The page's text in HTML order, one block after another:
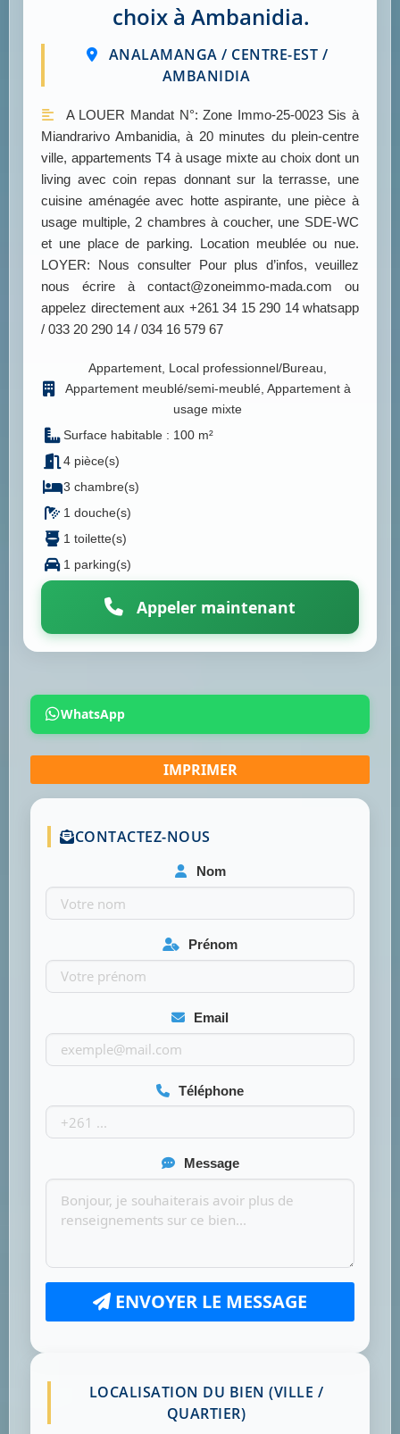
choix à Ambanidia.
ANALAMANGA / CENTRE-EST /
AMBANIDIA
A LOUER Mandat N°: Zone Immo-25-0023 Sis à
Miandrarivo Ambanidia, à 20 minutes du plein-centre
ville, appartements T4 à usage mixte au choix dont un
living avec coin repas donnant sur la terrasse, une
cuisine aménagée avec hotte aspirante, une pièce à
usage multiple, 2 chambres à coucher, une SDE-WC
et une place de parking. Location meublée ou nue.
LOYER: Nous consulter Pour plus d’infos, veuillez
nous écrire à contact@zoneimmo-mada.com ou
appelez directement aux +261 34 15 290 14 whatsapp
/ 033 20 290 14 / 034 16 579 67
Appartement, Local professionnel/Bureau,
Appartement meublé/semi-meublé, Appartement à
usage mixte
Surface habitable : 100 m²
4 pièce(s)
3 chambre(s)
1 douche(s)
1 toilette(s)
1 parking(s)
Appeler maintenant
WhatsApp
CONTACTEZ-NOUS
Nom
Prénom
Email
Téléphone
Message
ENVOYER LE MESSAGE
LOCALISATION DU BIEN (VILLE /
QUARTIER)